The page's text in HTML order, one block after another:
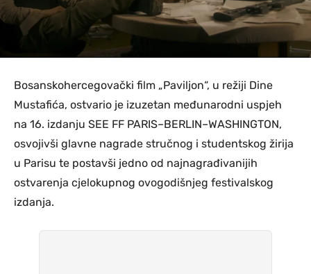
Bosanskohercegovački film „Paviljon“, u režiji Dine
Mustafića, ostvario je izuzetan međunarodni uspjeh
na 16. izdanju SEE FF PARIS–BERLIN–WASHINGTON,
osvojivši glavne nagrade stručnog i studentskog žirija
u Parisu te postavši jedno od najnagrađivanijih
ostvarenja cjelokupnog ovogodišnjeg festivalskog
izdanja.